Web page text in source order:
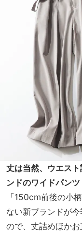
丈は当然、ウエス
ンドのワイドパンツ
「150cm前後の小
ない新ブランドが
ので、丈詰めほか